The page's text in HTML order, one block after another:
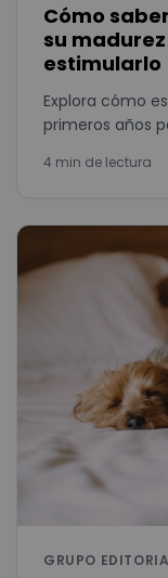
Cómo
su
estimularlo
Explora cómo
primeros años
4 min de lectura
GRUPO